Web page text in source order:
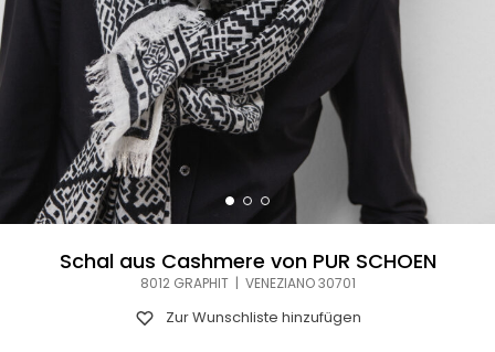
Schal aus Cashmere von PUR SCHOEN
8012 GRAPHIT | VENEZIANO 30701
Zur Wunschliste hinzufügen